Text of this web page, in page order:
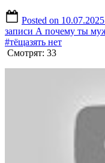
Posted on 10.07.2025
записи А почему ты
#тёщазять нет
Смотрят: 33